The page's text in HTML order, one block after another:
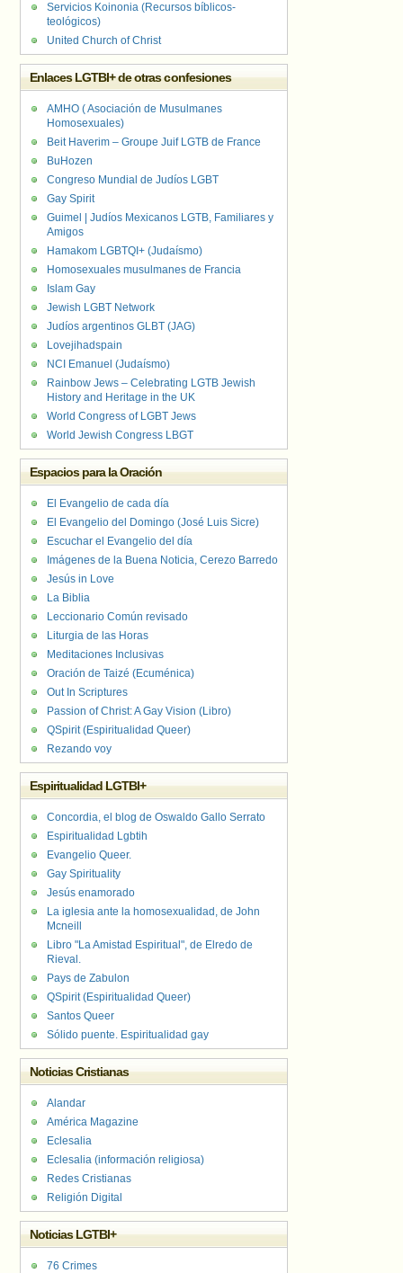
Servicios Koinonia (Recursos bíblicos-
teológicos)
United Church of Christ
Enlaces LGTBI+ de otras confesiones
AMHO ( Asociación de Musulmanes
Homosexuales)
Beit Haverim – Groupe Juif LGTB de France
BuHozen
Congreso Mundial de Judíos LGBT
Gay Spirit
Guimel | Judíos Mexicanos LGTB, Familiares y
Amigos
Hamakom LGBTQI+ (Judaísmo)
Homosexuales musulmanes de Francia
Islam Gay
Jewish LGBT Network
Judíos argentinos GLBT (JAG)
Lovejihadspain
NCI Emanuel (Judaísmo)
Rainbow Jews – Celebrating LGTB Jewish
History and Heritage in the UK
World Congress of LGBT Jews
World Jewish Congress LBGT
Espacios para la Oración
El Evangelio de cada día
El Evangelio del Domingo (José Luis Sicre)
Escuchar el Evangelio del día
Imágenes de la Buena Noticia, Cerezo Barredo
Jesús in Love
La Biblia
Leccionario Común revisado
Liturgia de las Horas
Meditaciones Inclusivas
Oración de Taizé (Ecuménica)
Out In Scriptures
Passion of Christ: A Gay Vision (Libro)
QSpirit (Espiritualidad Queer)
Rezando voy
Espiritualidad LGTBI+
Concordia, el blog de Oswaldo Gallo Serrato
Espiritualidad Lgbtih
Evangelio Queer.
Gay Spirituality
Jesús enamorado
La iglesia ante la homosexualidad, de John
Mcneill
Libro "La Amistad Espiritual", de Elredo de
Rieval.
Pays de Zabulon
QSpirit (Espiritualidad Queer)
Santos Queer
Sólido puente. Espiritualidad gay
Noticias Cristianas
Alandar
América Magazine
Eclesalia
Eclesalia (información religiosa)
Redes Cristianas
Religión Digital
Noticias LGTBI+
76 Crimes